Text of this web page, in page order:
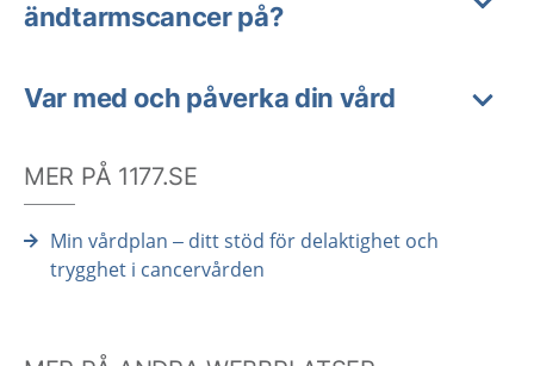
ändtarmscancer på?
Var med och påverka din vård
MER PÅ 1177.SE
Min vårdplan – ditt stöd för delaktighet och
trygghet i cancervården